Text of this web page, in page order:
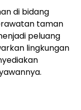
di bidang
taman
peluang
lingkungan